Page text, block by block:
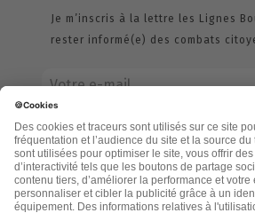
Je m’inscris à la lettre les Lignes
rester informé(e) des combats
jamais échangée. Pour consulter notre
cliquez ici.
Accueil